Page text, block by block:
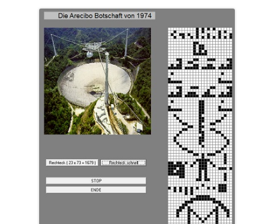
f
n
e
n
F
e
n
s
e
r
ö
f
e
n